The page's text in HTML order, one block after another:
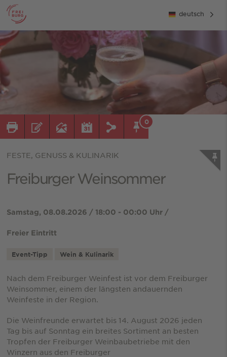
deutsch
0
FESTE, GENUSS & KULINARIK
Freiburger Weinsommer
Samstag, 08.08.2026 / 18:00 - 00:00 Uhr /
Freier Eintritt
Event-Tipp Wein & Kulinarik
Nach dem Freiburger Weinfest ist vor dem Freiburger
Weinsommer, einem der längsten andauernden
Weinfeste in der Region.
Die Weinfreunde erwartet bis 14. August 2026 jeden
Tag bis auf Sonntag ein breites Sortiment an besten
Tropfen der Freiburger Weinbaubetriebe mit den
Winzern aus den Freiburger